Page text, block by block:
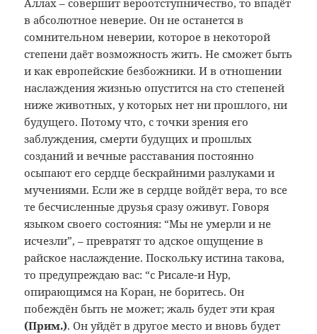
Аллах – совершит вероотступничество, то впадёт
в абсолютное неверие. Он не останется в
сомнительном неверии, которое в некоторой
степени даёт возможность жить. Не сможет быть
и как европейские безбожники. И в отношении
наслаждения жизнью опустится на сто степеней
ниже животных, у которых нет ни прошлого, ни
будущего. Потому что, с точки зрения его
заблуждения, смерти будущих и прошлых
созданий и вечные расставания постоянно
осыпают его сердце бескрайними разлуками и
мучениями. Если же в сердце войдёт вера, то все
те бесчисленные друзья сразу оживут. Говоря
языком своего состояния: “Мы не умерли и не
исчезли”, – превратят то адское ощущение в
райское наслаждение. Поскольку истина такова,
то предупреждаю вас: “с Рисале-и Нур,
опирающимся на Коран, не боритесь. Он
побеждён быть не может; жаль будет эти края
(Прим.). Он уйдёт в другое место и вновь будет